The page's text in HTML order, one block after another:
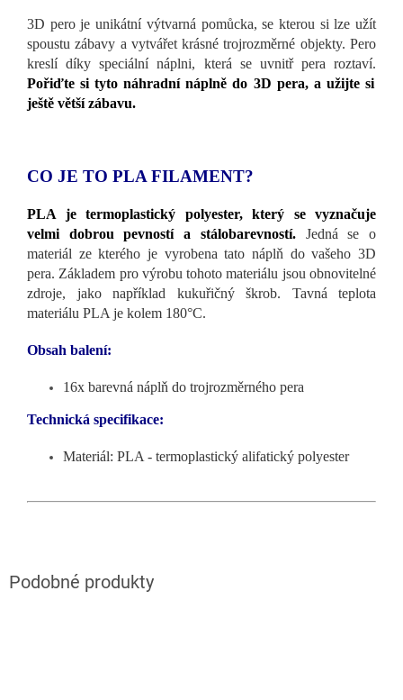
3D pero je unikátní výtvarná pomůcka, se kterou si lze užít
spoustu zábavy a vytvářet krásné trojrozměrné objekty. Pero
kreslí díky speciální náplni, která se uvnitř pera roztaví.
Pořiďte si tyto náhradní náplně do 3D pera, a užijte si
ještě větší zábavu.
CO JE TO PLA FILAMENT?
PLA je termoplastický polyester, který se vyznačuje
velmi dobrou pevností a stálobarevností.
Jedná se o
materiál ze kterého je vyrobena tato náplň do vašeho 3D
pera. Základem pro výrobu tohoto materiálu jsou obnovitelné
zdroje, jako například kukuřičný škrob. Tavná teplota
materiálu PLA je kolem 180°C.
Obsah balení:
16x barevná náplň do trojrozměrného pera
Technická specifikace:
Materiál: PLA - termoplastický alifatický polyester